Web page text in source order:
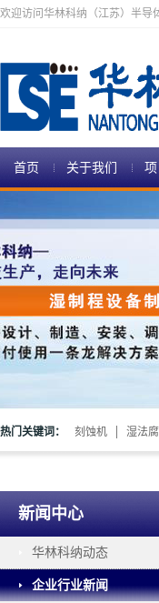
欢迎访问华林科纳（江苏）半导
首页 关于我们 项
热门关键词： 刻蚀机 湿法
新闻中心
华林科纳动态
企业行业新闻